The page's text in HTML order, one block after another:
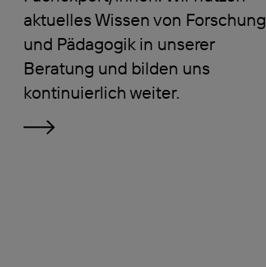
aktuelles Wissen von Forschung
und Pädagogik in unserer
Beratung und bilden uns
kontinuierlich weiter.